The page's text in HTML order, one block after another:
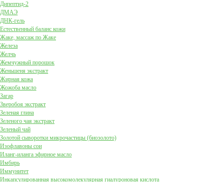
Дипептид-2
ДМАЭ
ДНК-гель
Естественный баланс кожи
Жаке, массаж по Жаке
Железа
Желчь
Жемчужный порошок
Женьшеня экстракт
Жирная кожа
Жожоба масло
Загар
Зверобоя экстракт
Зеленая глина
Зеленого чая экстракт
Зеленый чай
Золотой сыворотки микрочастицы (биозолото)
Изофлавоны сои
Иланг-иланга эфирное масло
Имбирь
Иммунитет
Инкапсулированная высокомолекулярная гиалуроновая кислота